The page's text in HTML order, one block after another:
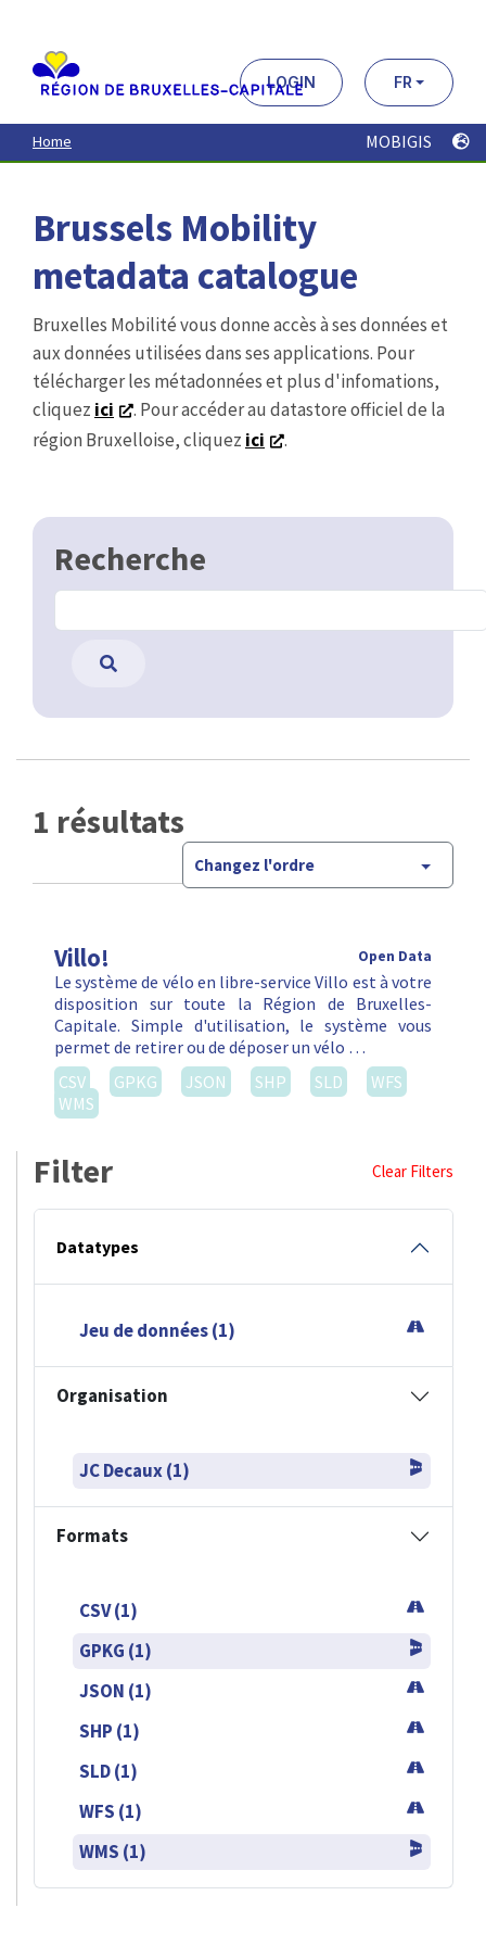
contenu
principal
LOGIN FR
Home MOBIGIS
Brussels Mobility
metadata catalogue
Bruxelles Mobilité vous donne accès à ses données et
aux données utilisées dans ses applications. Pour
télécharger les métadonnées et plus d'infomations,
cliquez ici
. Pour accéder au datastore officiel de la
région Bruxelloise, cliquez ici .
Recherche
1 résultats
Changez l'ordre
Villo! Open Data
Le système de vélo en libre-service Villo est à votre
disposition sur toute la Région de Bruxelles-
Capitale. Simple d'utilisation, le système vous
permet de retirer ou de déposer un vélo …
CSV
GPKG JSON SHP SLD
WFS
WMS
Filter Clear Filters
Datatypes
Jeu de données (1)
Organisation
JC Decaux (1)
Formats
CSV (1)
GPKG (1)
JSON (1)
SHP (1)
SLD (1)
WFS (1)
WMS (1)